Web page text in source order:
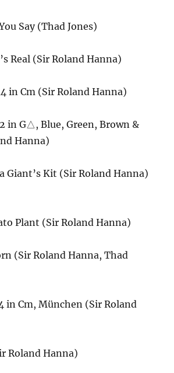
Say (Thad Jones)
Real (Sir Roland Hanna)
in Cm (Sir Roland Hanna)
in G△, Blue, Green, Brown &
Hanna)
Giant’s Kit (Sir Roland Hanna)
Plant (Sir Roland Hanna)
(Sir Roland Hanna, Thad
in Cm, München (Sir Roland
Roland Hanna)